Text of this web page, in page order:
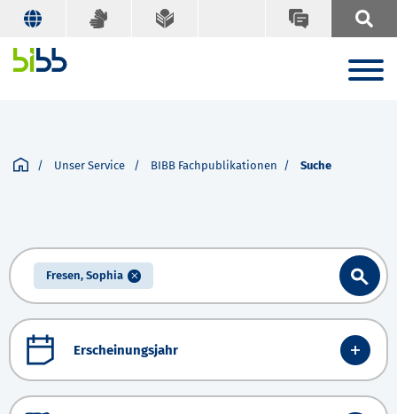
Unser Service BIBB Fachpublikationen Suche
Fresen, Sophia
Erscheinungsjahr